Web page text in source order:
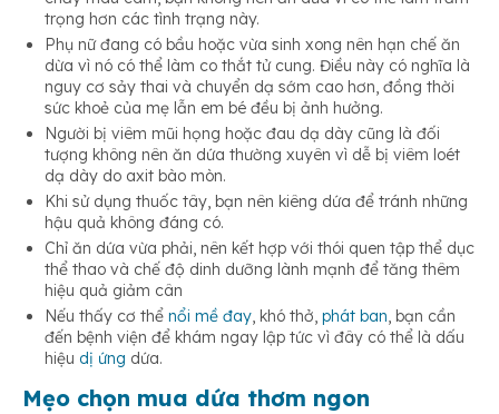
trọng hơn các tình trạng này.
Phụ nữ đang có bầu hoặc vừa sinh xong nên hạn chế ăn
dừa vì nó có thể làm co thắt tử cung. Điều này có nghĩa là
nguy cơ sảy thai và chuyển dạ sớm cao hơn, đồng thời
sức khoẻ của mẹ lẫn em bé đều bị ảnh hưởng.
Người bị viêm mũi họng hoặc đau dạ dày cũng là đối
tượng không nên ăn dứa thường xuyên vì dễ bị viêm loét
dạ dày do axit bào mòn.
Khi sử dụng thuốc tây, bạn nên kiêng dứa để tránh những
hậu quả không đáng có.
Chỉ ăn dứa vừa phải, nên kết hợp với thói quen tập thể dục
thể thao và chế độ dinh dưỡng lành mạnh để tăng thêm
hiệu quả giảm cân
Nếu thấy cơ thể nổi mề đay, khó thở, phát ban, bạn cần
đến bệnh viện để khám ngay lập tức vì đây có thể là dấu
hiệu dị ứng dứa.
Mẹo chọn mua dứa thơm ngon